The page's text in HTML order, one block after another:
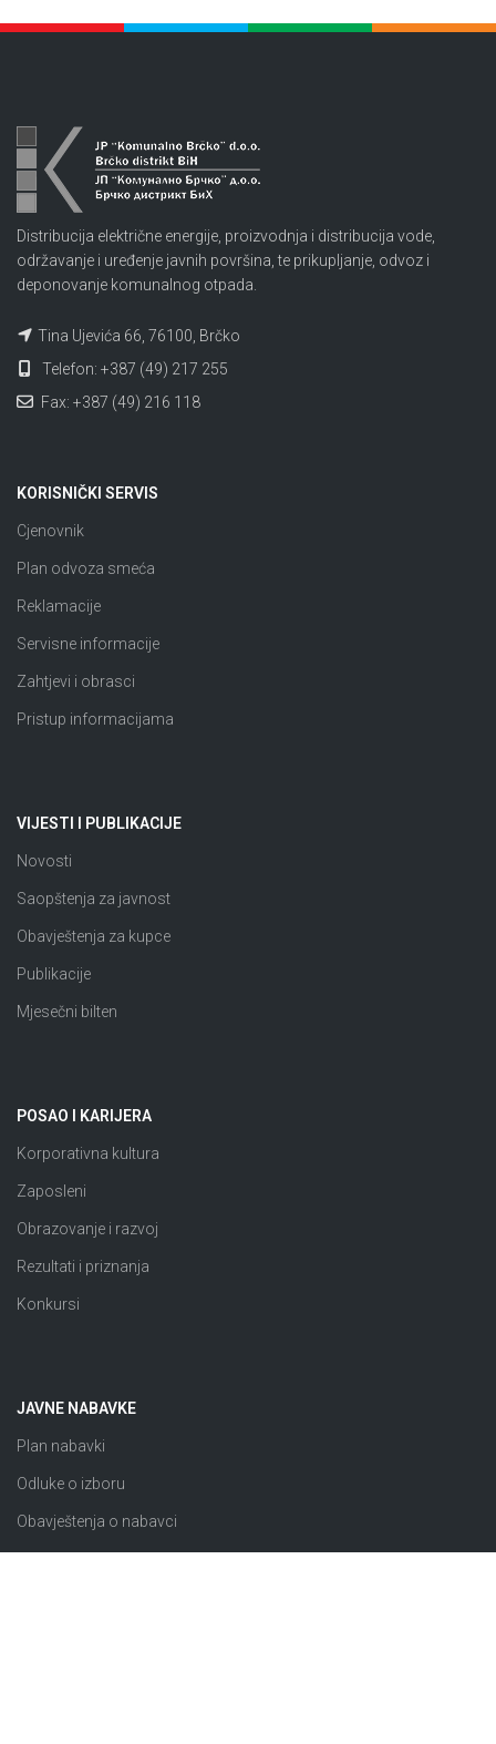
Distribucija električne energije, proizvodnja i distribucija vode,
održavanje i uređenje javnih površina, te prikupljanje, odvoz i
deponovanje komunalnog otpada.
Tina Ujevića 66, 76100, Brčko
Telefon: +387 (49) 217 255
Fax: +387 (49) 216 118
KORISNIČKI SERVIS
Cjenovnik
Plan odvoza smeća
Reklamacije
Servisne informacije
Zahtjevi i obrasci
Pristup informacijama
VIJESTI I PUBLIKACIJE
Novosti
Saopštenja za javnost
Obavještenja za kupce
Publikacije
Mjesečni bilten
POSAO I KARIJERA
Korporativna kultura
Zaposleni
Obrazovanje i razvoj
Rezultati i priznanja
Konkursi
JAVNE NABAVKE
Plan nabavki
Odluke o izboru
Obavještenja o nabavci
Izuzeto od ZJN